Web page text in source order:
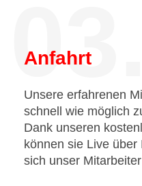
03.
Anfahrt
Unsere erfahrenen
schnell wie möglich
Dank unseren
können sie Live
sich unser